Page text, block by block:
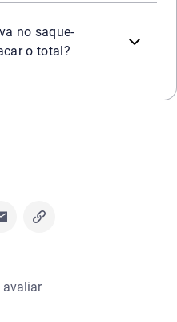
no saque-
o total?
avaliar